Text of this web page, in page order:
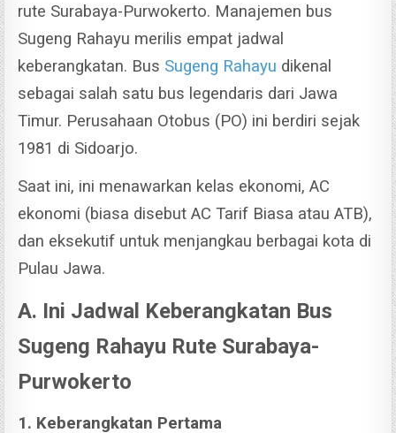
rute Surabaya-Purwokerto. Manajemen bus
Sugeng Rahayu merilis empat jadwal
keberangkatan. Bus Sugeng Rahayu dikenal
sebagai salah satu bus legendaris dari Jawa
Timur. Perusahaan Otobus (PO) ini berdiri sejak
1981 di Sidoarjo.
Saat ini, ini menawarkan kelas ekonomi, AC
ekonomi (biasa disebut AC Tarif Biasa atau ATB),
dan eksekutif untuk menjangkau berbagai kota di
Pulau Jawa.
A. Ini Jadwal Keberangkatan Bus
Sugeng Rahayu Rute Surabaya-
Purwokerto
1. Keberangkatan Pertama